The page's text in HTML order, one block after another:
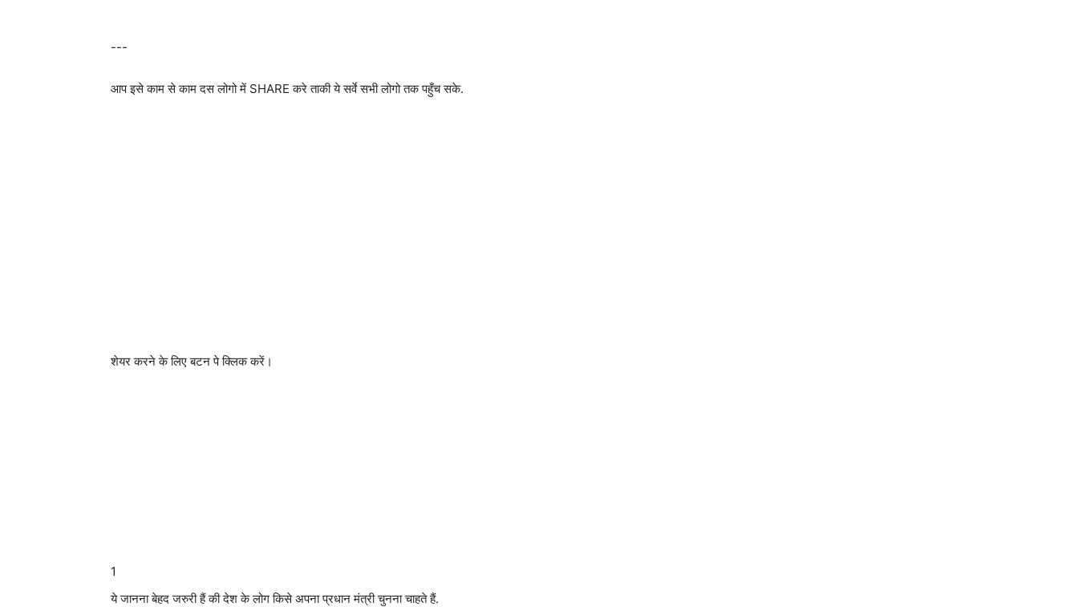
---
आप इसे काम से काम दस लोगो में SHARE करे ताकी ये सर्वे सभी लोगो तक पहुँच सके.
शेयर करने के लिए बटन पे क्लिक करें।
1
ये जानना बेहद जरुरी हैं की देश के लोग किसे अपना प्रधान मंत्री चुनना चाहते हैं.